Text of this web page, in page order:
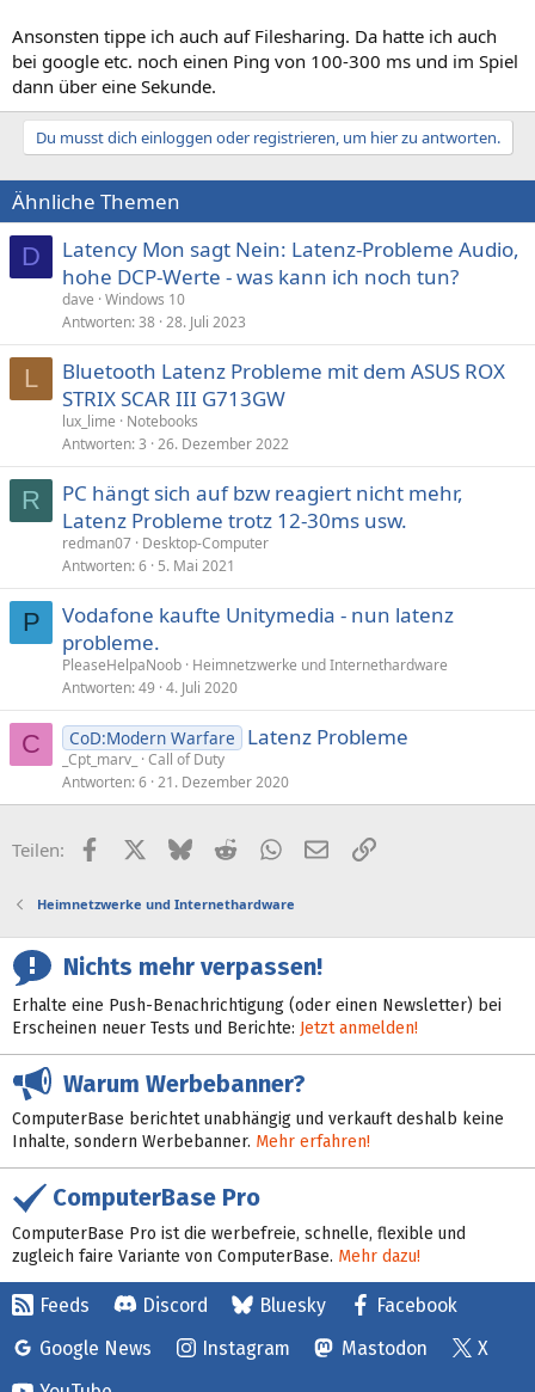
Ansonsten tippe ich auch auf Filesharing. Da hatte ich auch
bei google etc. noch einen Ping von 100-300 ms und im Spiel
dann über eine Sekunde.
Du musst dich einloggen oder registrieren, um hier zu antworten.
Ähnliche Themen
D
Latency Mon sagt Nein: Latenz-Probleme Audio,
hohe DCP-Werte - was kann ich noch tun?
dave Windows 10
Antworten 38 28. Juli 2023
L
Bluetooth Latenz Probleme mit dem ASUS ROX
STRIX SCAR III G713GW
lux_lime
Notebooks
Antworten 3 26. Dezember 2022
R
PC hängt sich auf bzw reagiert nicht mehr,
Latenz Probleme trotz 12-30ms usw.
redman07 Desktop-Computer
Antworten 6 5. Mai 2021
P
Vodafone kaufte Unitymedia - nun latenz
probleme.
PleaseHelpaNoob Heimnetzwerke und Internethardware
Antworten 49 4. Juli 2020
C CoD:Modern Warfare Latenz Probleme
_Cpt_marv_
Call of Duty
Antworten 6 21. Dezember 2020
Teilen: FacebookX (Twitter)
BlueskyRedditWhatsApp
E-MailLink
Heimnetzwerke und Internethardware
Nichts mehr verpassen!
Erhalte eine Push-Benachrichtigung (oder einen Newsletter) bei
Erscheinen neuer Tests und Berichte: Jetzt anmelden!
Warum Werbebanner?
ComputerBase berichtet unabhängig und verkauft deshalb keine
Inhalte, sondern Werbebanner. Mehr erfahren!
ComputerBase Pro
ComputerBase Pro ist die werbefreie, schnelle, flexible und
zugleich faire Variante von ComputerBase. Mehr dazu!
Feeds Discord Bluesky
Facebook
Google News
Instagram Mastodon
X